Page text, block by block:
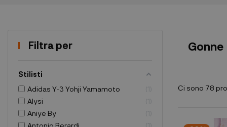
Filtra per
Stilisti
Adidas Y-3 Yohji Yamamoto
1
Alysi
1
Aniye By
1
Antonio Berardi
1
Gonne
Ci sono 78